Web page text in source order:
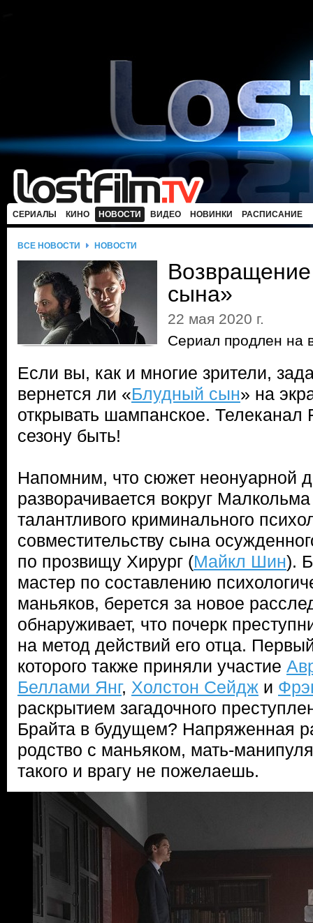
СЕРИАЛЫ КИНО НОВОСТИ ВИДЕО НОВИНКИ РАСПИСАНИЕ
ВСЕ НОВОСТИ НОВОСТИ
сына»
22 мая 2020 г.
Сериал продлен на
Если вы, как и многие зрители,
вернется ли «Блудный сын» на
открывать шампанское. Телеканал
сезону быть!
Напомним, что сюжет неонуарной
разворачивается вокруг
талантливого криминального
совместительству сына
по прозвищу Хирург (Майкл Шин).
мастер по составлению
маньяков, берется за новое
обнаруживает, что почерк
на метод действий его отца.
которого также приняли участие
Беллами Янг, Холстон Сейдж и
раскрытием загадочного
Брайта в будущем? Напряженная
родство с маньяком, мать-
такого и врагу не пожелаешь.